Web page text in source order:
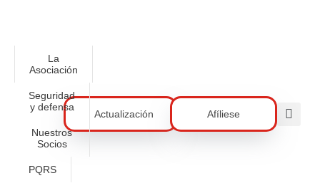
La
Asociación
Seguridad
y defensa
Nuestros
Socios
PQRS
Actualización Afíliese